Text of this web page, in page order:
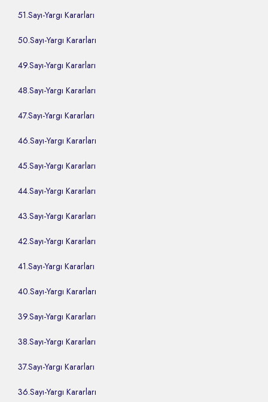
51.Sayı-Yargı Kararları
50.Sayı-Yargı Kararları
49.Sayı-Yargı Kararları
48.Sayı-Yargı Kararları
47.Sayı-Yargı Kararları
46.Sayı-Yargı Kararları
45.Sayı-Yargı Kararları
44.Sayı-Yargı Kararları
43.Sayı-Yargı Kararları
42.Sayı-Yargı Kararları
41.Sayı-Yargı Kararları
40.Sayı-Yargı Kararları
39.Sayı-Yargı Kararları
38.Sayı-Yargı Kararları
37.Sayı-Yargı Kararları
36.Sayı-Yargı Kararları